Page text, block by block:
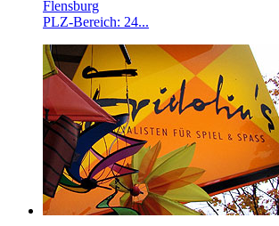
Flensburg
PLZ-Bereich: 24...